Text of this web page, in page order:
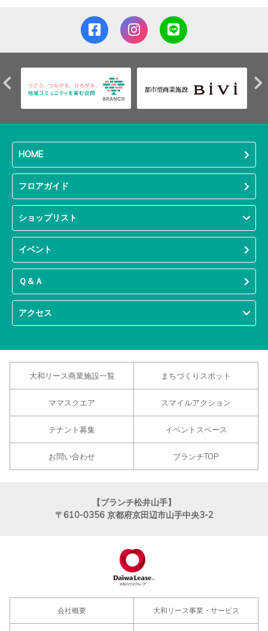
HOME
フロアガイド
ショップリスト
イベント
Ｑ＆Ａ
アクセス
大和リース商業施設一覧 まちづくりスポット
ママスクエア スマイルアクション
テナント募集 イベントスペース
お問い合わせ ブランチTOP
【ブランチ松井山手】
〒610-0356 京都府京田辺市山手中央3-2
会社概要 大和リース事業・サービス